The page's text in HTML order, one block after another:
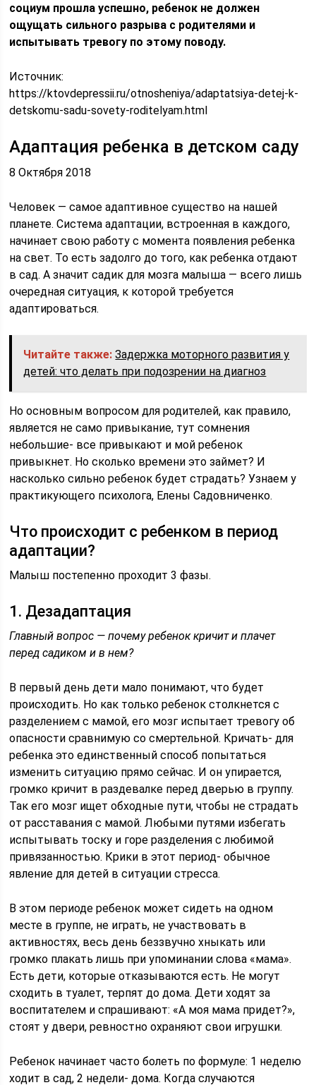
социум прошла успешно, ребенок не должен
ощущать сильного разрыва с родителями и
испытывать тревогу по этому поводу.
Источник:
https://ktovdepressii.ru/otnosheniya/adaptatsiya-detej-k-
detskomu-sadu-sovety-roditelyam.html
Адаптация ребенка в детском саду
8 Октября 2018
Человек — самое адаптивное существо на нашей
планете. Система адаптации, встроенная в каждого,
начинает свою работу с момента появления ребенка
на свет. То есть задолго до того, как ребенка отдают
в сад. А значит садик для мозга малыша — всего лишь
очередная ситуация, к которой требуется
адаптироваться.
Читайте также: Задержка моторного развития у
детей: что делать при подозрении на диагноз
Но основным вопросом для родителей, как правило,
является не само привыкание, тут сомнения
небольшие- все привыкают и мой ребенок
привыкнет. Но сколько времени это займет? И
насколько сильно ребенок будет страдать? Узнаем у
практикующего психолога, Елены Садовниченко.
Что происходит с ребенком в период
адаптации?
Малыш постепенно проходит 3 фазы.
1. Дезадаптация
Главный вопрос — почему ребенок кричит и плачет
перед садиком и в нем?
В первый день дети мало понимают, что будет
происходить. Но как только ребенок столкнется с
разделением с мамой, его мозг испытает тревогу об
опасности сравнимую со смертельной. Кричать- для
ребенка это единственный способ попытаться
изменить ситуацию прямо сейчас. И он упирается,
громко кричит в раздевалке перед дверью в группу.
Так его мозг ищет обходные пути, чтобы не страдать
от расставания с мамой. Любыми путями избегать
испытывать тоску и горе разделения с любимой
привязанностью. Крики в этот период- обычное
явление для детей в ситуации стресса.
В этом периоде ребенок может сидеть на одном
месте в группе, не играть, не участвовать в
активностях, весь день беззвучно хныкать или
громко плакать лишь при упоминании слова «мама».
Есть дети, которые отказываются есть. Не могут
сходить в туалет, терпят до дома. Дети ходят за
воспитателем и спрашивают: «А моя мама придет?»,
стоят у двери, ревностно охраняют свои игрушки.
Ребенок начинает часто болеть по формуле: 1 неделю
ходит в сад, 2 недели- дома. Когда случаются